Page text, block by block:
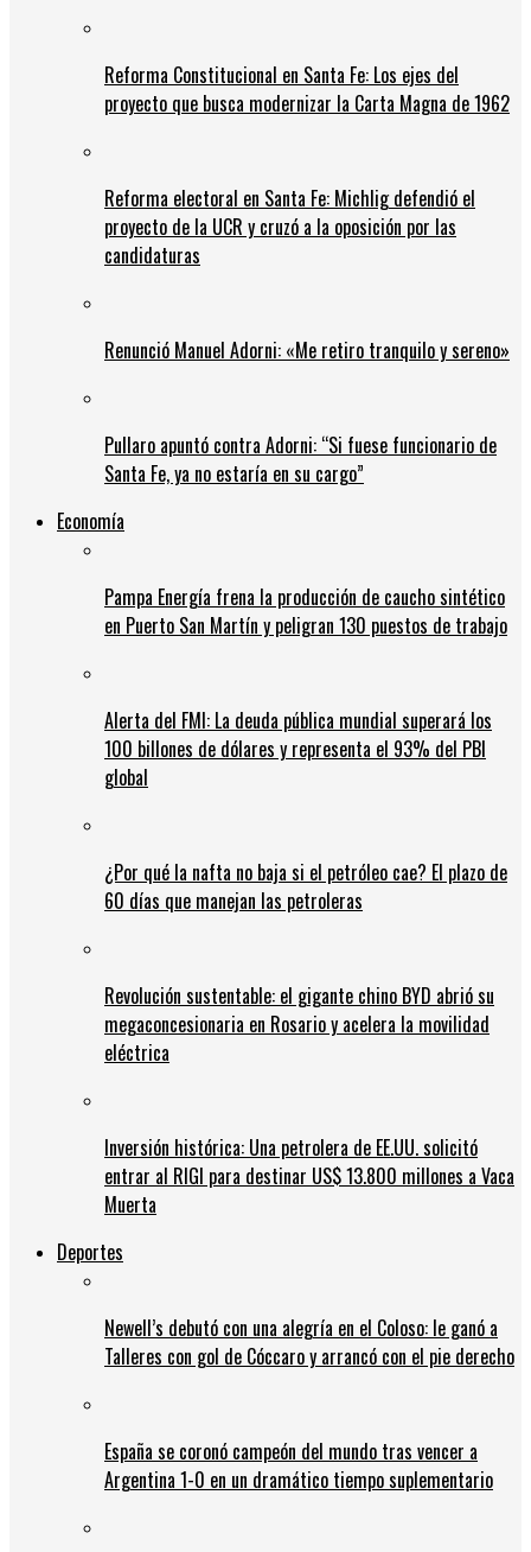
Reforma Constitucional en Santa Fe: Los ejes del
proyecto que busca modernizar la Carta Magna de 1962
Reforma electoral en Santa Fe: Michlig defendió el
proyecto de la UCR y cruzó a la oposición por las
candidaturas
Renunció Manuel Adorni: «Me retiro tranquilo y sereno»
Pullaro apuntó contra Adorni: “Si fuese funcionario de
Santa Fe, ya no estaría en su cargo”
Economía
Pampa Energía frena la producción de caucho sintético
en Puerto San Martín y peligran 130 puestos de trabajo
Alerta del FMI: La deuda pública mundial superará los
100 billones de dólares y representa el 93% del PBI
global
¿Por qué la nafta no baja si el petróleo cae? El plazo de
60 días que manejan las petroleras
Revolución sustentable: el gigante chino BYD abrió su
megaconcesionaria en Rosario y acelera la movilidad
eléctrica
Inversión histórica: Una petrolera de EE.UU. solicitó
entrar al RIGI para destinar US$ 13.800 millones a Vaca
Muerta
Deportes
Newell’s debutó con una alegría en el Coloso: le ganó a
Talleres con gol de Cóccaro y arrancó con el pie derecho
España se coronó campeón del mundo tras vencer a
Argentina 1-0 en un dramático tiempo suplementario